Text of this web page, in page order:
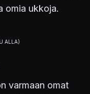
omia ukkoja.
varmaan omat